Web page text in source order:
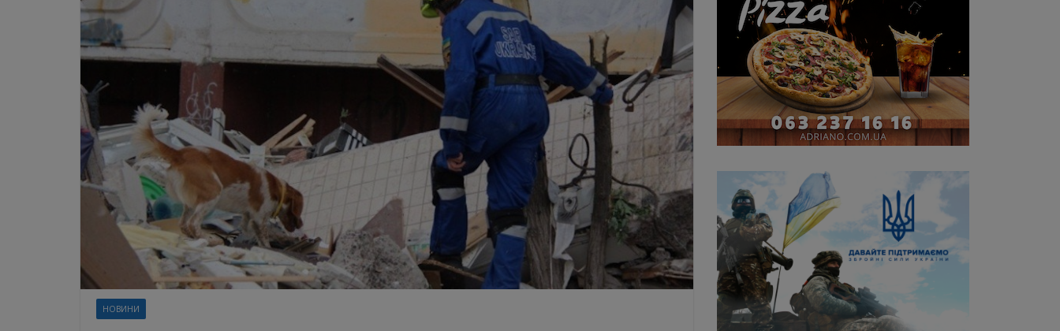
НОВИНИ